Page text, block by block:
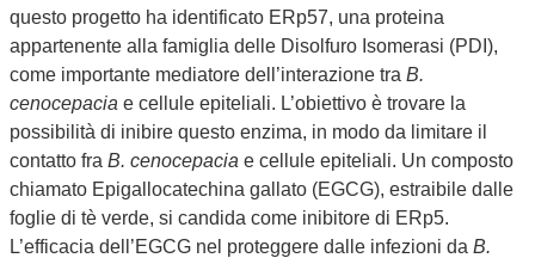
questo progetto ha identificato ERp57, una proteina
appartenente alla famiglia delle Disolfuro Isomerasi (PDI),
come importante mediatore dell’interazione tra B.
cenocepacia e cellule epiteliali. L’obiettivo è trovare la
possibilità di inibire questo enzima, in modo da limitare il
contatto fra B. cenocepacia e cellule epiteliali. Un composto
chiamato Epigallocatechina gallato (EGCG), estraibile dalle
foglie di tè verde, si candida come inibitore di ERp5.
L’efficacia dell’EGCG nel proteggere dalle infezioni da B.